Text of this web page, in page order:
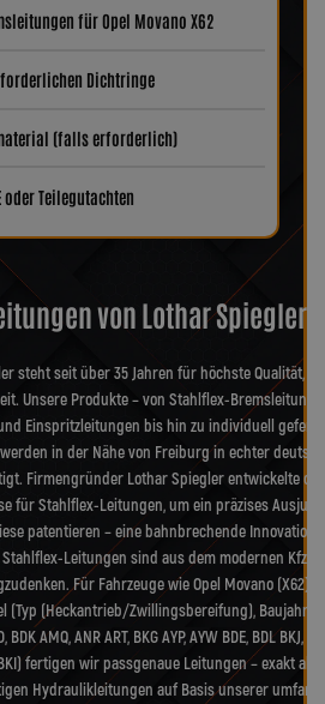
für Opel Movano X62
Dichtringe
(falls erforderlich)
oder Teilegutachten
von Lothar Spiegler?
steht seit über 35 Jahren für höchste Qualität,
Unsere Produkte – von Stahlflex-
Einspritzleitungen bis hin zu individuell
in der Nähe von Freiburg in echter
Firmengründer Lothar Spiegler entwickelte
für Stahlflex-Leitungen, um ein präzises
patentieren – eine bahnbrechende Innovation,
Leitungen sind aus dem modernen Kfz-
Für Fahrzeuge wie Opel Movano (X62)
(Typ (Heckantrieb/Zwillingsbereifung), Baujahr
AMQ, ANR ART, BKG AYP, AYW BDE, BDL BKJ,
BKI) fertigen wir passgenaue Leitungen – exakt
Hydraulikleitungen auf Basis unserer